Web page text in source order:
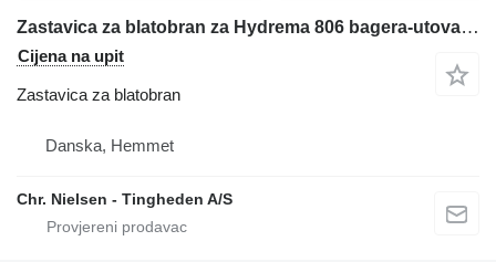
Zastavica za blatobran za Hydrema 806 bagera-utovarivača
Cijena na upit
Zastavica za blatobran
Danska, Hemmet
Chr. Nielsen - Tingheden A/S